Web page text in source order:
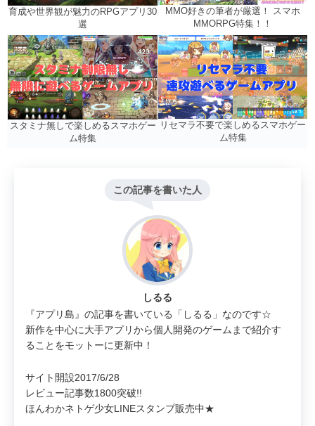
育成や世界観が魅力のRPGアプリ30
選
MMO好きの筆者が厳選！ スマホ
MMORPG特集！！
スタミナ無しで楽しめるスマホゲー
ム特集
リセマラ不要で楽しめるスマホゲー
ム特集
この記事を書いた人
しるる
『アプリ島』の記事を書いている「しるる」なのです☆
新作を中心に大手アプリから個人開発のゲームまで紹介す
ることをモットーに更新中！
サイト開設2017/6/28
レビュー記事数1800突破!!
ほんわかネトゲ少女LINEスタンプ販売中★